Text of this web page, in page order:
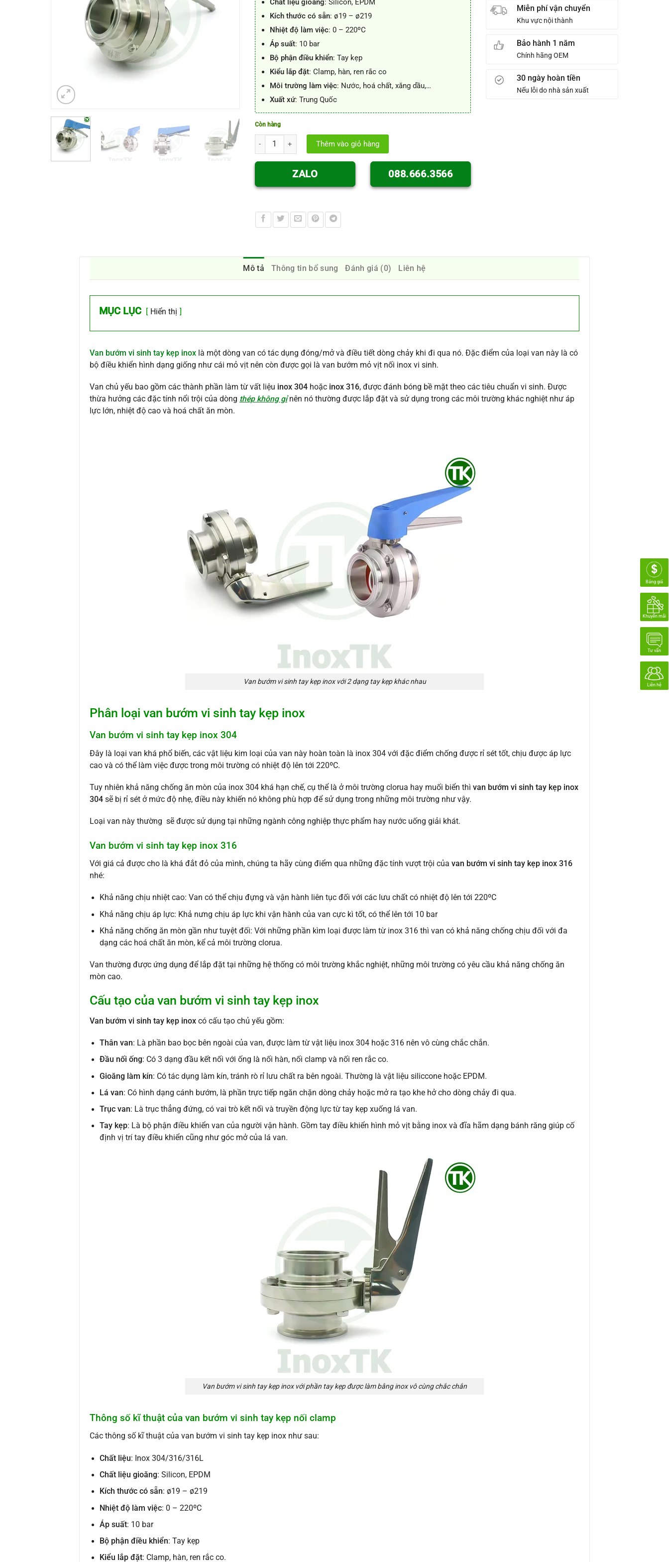
Kích thước có sẵn: ø19 – ø219
Nhiệt độ làm việc: 0 – 220ºC
Áp suất: 10 bar
Bộ phận điều khiển: Tay kẹp
Kiểu lắp đặt: Clamp, hàn, ren rắc co
Môi trường làm việc: Nước, hoá chất, xăng dầu,…
Xuất xứ: Trung Quốc
Còn hàng
Van bướm vi sinh tay kẹp Inox. SUS304 - SUS316 số lượng
Thêm vào giỏ hàng
ZALO 088.666.3566
Miễn phí vận chuyển
Khu vực nội thành
Bảo hành 1 năm
Chính hãng OEM
30 ngày hoàn tiền
Nếu lỗi do nhà sản xuất
Mô tả Thông tin bổ sung Đánh giá (0) Liên hệ
MỤC LỤC Hiển thị
Van bướm vi sinh tay kẹp inox là một dòng van có tác dụng đóng/mở và điều tiết dòng chảy khi đi qua nó. Đặc điểm của loại van này là có
bộ điều khiển hình dạng giống như cái mỏ vịt nên còn được gọi là van bướm mỏ vịt nối inox vi sinh.
Van chủ yếu bao gồm các thành phần làm từ vất liệu inox 304 hoặc inox 316, được đánh bóng bề mặt theo các tiêu chuẩn vi sinh. Được
thừa hưởng các đặc tính nổi trội của dòng thép không gỉnên nó thường được lắp đặt và sử dụng trong các môi trường khác nghiệt như áp
lực lớn, nhiệt độ cao và hoá chất ăn mòn.
Van bướm vi sinh tay kẹp inox với 2 dạng tay kẹp khác nhau
Phân loại van bướm vi sinh tay kẹp inox
Van bướm vi sinh tay kẹp inox 304
Đây là loại van khá phổ biến, các vật liệu kim loại của van này hoàn toàn là inox 304 với đặc điểm chống được rỉ sét tốt, chịu được áp lực
cao và có thể làm việc được trong môi trường có nhiệt độ lên tới 220ºC.
Tuy nhiên khả năng chống ăn mòn của inox 304 khá hạn chế, cụ thể là ở môi trường clorua hay muối biển thì van bướm vi sinh tay kẹp inox
304 sẽ bị rỉ sét ở mức độ nhẹ, điều này khiến nó không phù hợp để sử dụng trong những môi trường như vậy.
Loại van này thường sẽ được sử dụng tại những ngành công nghiệp thực phẩm hay nước uống giải khát.
Van bướm vi sinh tay kẹp inox 316
Với giá cả được cho là khá đắt đỏ của mình, chúng ta hãy cùng điểm qua những đặc tính vượt trội của van bướm vi sinh tay kẹp inox 316
nhé:
Khả năng chịu nhiệt cao: Van có thể chịu đựng và vận hành liên tục đối với các lưu chất có nhiệt độ lên tới 220ºC
Khả năng chịu áp lực: Khả nưng chịu áp lực khi vận hành của van cực kì tốt, có thể lên tới 10 bar
Khả năng chống ăn mòn gần như tuyệt đối: Với những phần kìm loại được làm từ inox 316 thì van có khả năng chống chịu đối với đa
dạng các hoá chất ăn mòn, kể cả môi trường clorua.
Van thường được ứng dụng để lắp đặt tại những hệ thống có môi trường khắc nghiệt, những môi trường có yêu cầu khả năng chống ăn
mòn cao.
Cấu tạo của van bướm vi sinh tay kẹp inox
Van bướm vi sinh tay kẹp inox có cấu tạo chủ yếu gồm:
Thân van: Là phần bao bọc bên ngoài của van, được làm từ vật liệu inox 304 hoặc 316 nên vô cùng chắc chắn.
Đầu nối ống: Có 3 dạng đầu kết nối với ống là nối hàn, nối clamp và nối ren rắc co.
Gioăng làm kín: Có tác dụng làm kín, tránh rò rỉ lưu chất ra bên ngoài. Thường là vật liệu siliccone hoặc EPDM.
Lá van: Có hình dạng cánh bướm, là phần trực tiếp ngăn chặn dòng chảy hoặc mở ra tạo khe hở cho dòng chảy đi qua.
Trục van: Là trục thẳng đứng, có vai trò kết nối và truyền động lực từ tay kẹp xuống lá van.
Tay kẹp: Là bộ phận điều khiển van của người vận hành. Gồm tay điều khiển hình mỏ vịt bằng inox và đĩa hãm dạng bánh răng giúp cố
định vị trí tay điều khiển cũng như góc mở của lá van.
Van bướm vi sinh tay kẹp inox với phần tay kẹp được làm bằng inox vô cùng chắc chắn
Thông số kĩ thuật của van bướm vi sinh tay kẹp nối clamp
Các thông số kĩ thuật của van bướm vi sinh tay kẹp inox như sau:
Chất liệu: Inox 304/316/316L
Chất liệu gioăng: Silicon, EPDM
Kích thước có sẵn: ø19 – ø219
Nhiệt độ làm việc: 0 – 220ºC
Áp suất: 10 bar
Bộ phận điều khiển: Tay kẹp
Kiểu lắp đặt: Clamp, hàn, ren rắc co.
Bảng giá
Khuyến mãi
Tư vấn
Liên hệ